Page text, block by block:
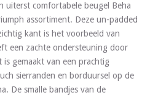
uiterst comfortabele beugel Beha
assortiment. Deze un-padded
kant is het voorbeeld van
een zachte ondersteuning door
gemaakt van een prachtig
sierranden en borduursel op de
De smalle bandjes van de